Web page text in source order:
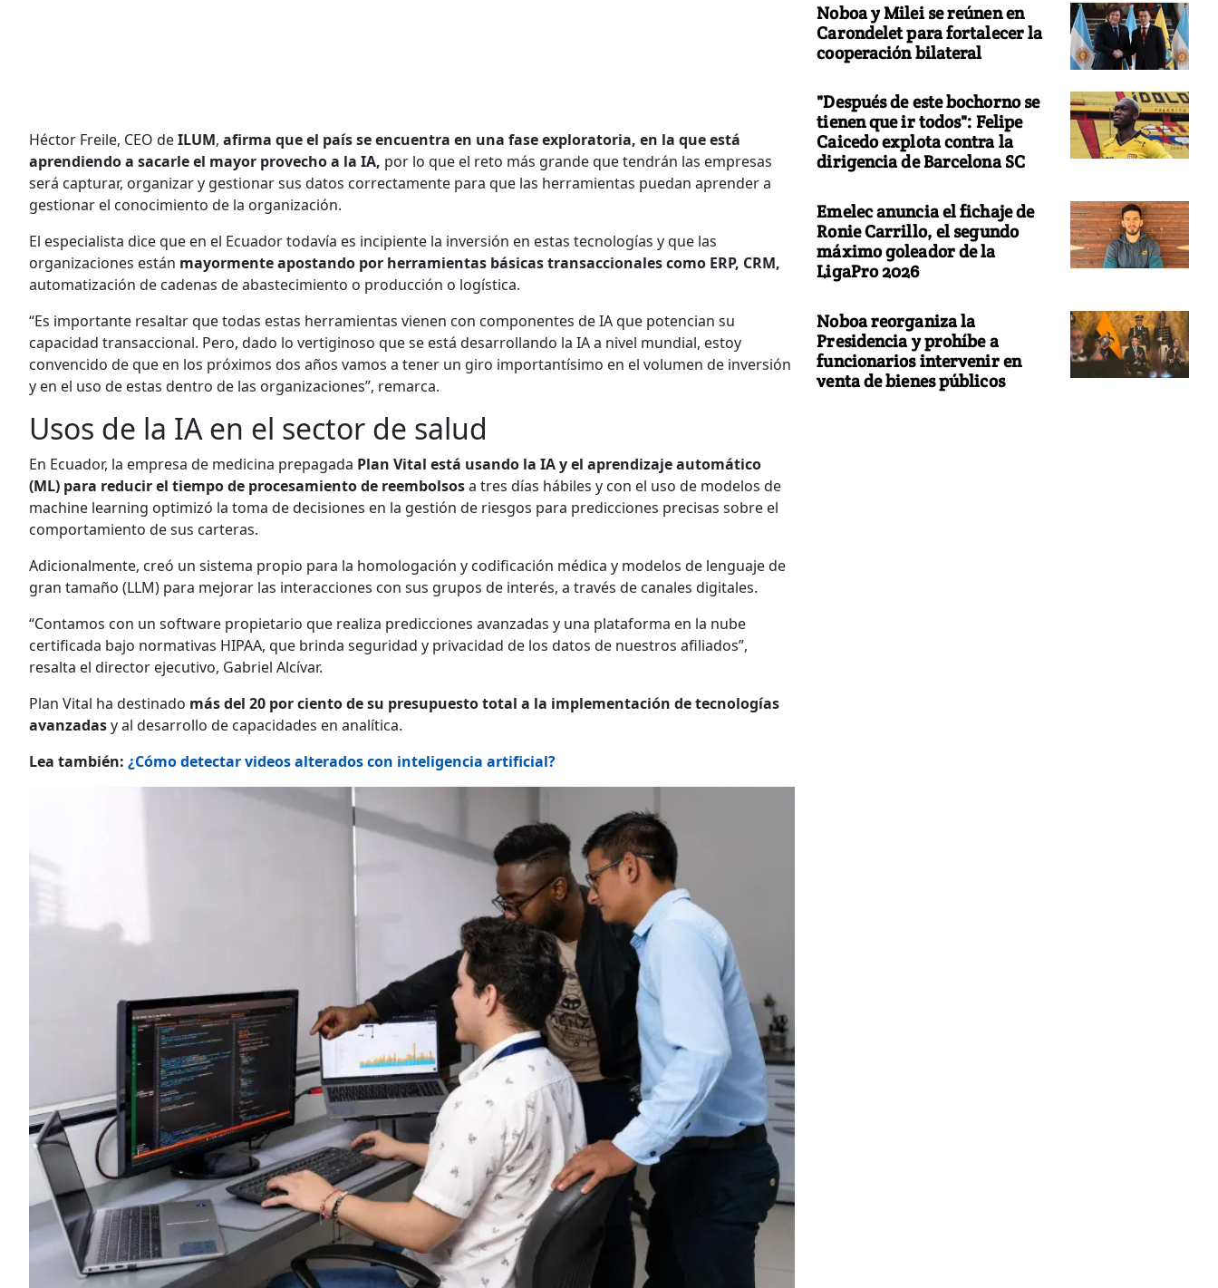
Héctor Freile, CEO deILUM, afirma que el país se encuentra en una fase exploratoria, en la que está
aprendiendo a sacarle el mayor provecho a la IA, por lo que el reto más grande que tendrán las empresas
será capturar, organizar y gestionar sus datos correctamente para que las herramientas puedan aprender a
gestionar el conocimiento de la organización.
El especialista dice que en el Ecuador todavía es incipiente la inversión en estas tecnologías y que las
organizaciones están mayormente apostando por herramientas básicas transaccionales como ERP, CRM,
automatización de cadenas de abastecimiento o producción o logística.
“Es importante resaltar que todas estas herramientas vienen con componentes de IA que potencian su
capacidad transaccional. Pero, dado lo vertiginoso que se está desarrollando la IA a nivel mundial, estoy
convencido de que en los próximos dos años vamos a tener un giro importantísimo en el volumen de inversión
y en el uso de estas dentro de las organizaciones”, remarca.
Usos de la IA en el sector de salud
En Ecuador, la empresa de medicina prepagada Plan Vital está usando la IA y el aprendizaje automático
(ML) para reducir el tiempo de procesamiento de reembolsosa tres días hábiles y con el uso de modelos de
machine learning optimizó la toma de decisiones en la gestión de riesgos para predicciones precisas sobre el
comportamiento de sus carteras.
Adicionalmente, creó un sistema propio para la homologación y codificación médica y modelos de lenguaje de
gran tamaño (LLM) para mejorar las interacciones con sus grupos de interés, a través de canales digitales.
“Contamos con un software propietario que realiza predicciones avanzadas y una plataforma en la nube
certificada bajo normativas HIPAA, que brinda seguridad y privacidad de los datos de nuestros afiliados”,
resalta el director ejecutivo, Gabriel Alcívar.
Plan Vital ha destinado más del 20 por ciento de su presupuesto total a la implementación de tecnologías
avanzadasy al desarrollo de capacidades en analítica.
Lea también: ¿Cómo detectar videos alterados con inteligencia artificial?
Noboa y Milei se reúnen en
Carondelet para fortalecer la
cooperación bilateral
"Después de este bochorno se
tienen que ir todos": Felipe
Caicedo explota contra la
dirigencia de Barcelona SC
Emelec anuncia el fichaje de
Ronie Carrillo, el segundo
máximo goleador de la
LigaPro 2026
Noboa reorganiza la
Presidencia y prohíbe a
funcionarios intervenir en
venta de bienes públicos